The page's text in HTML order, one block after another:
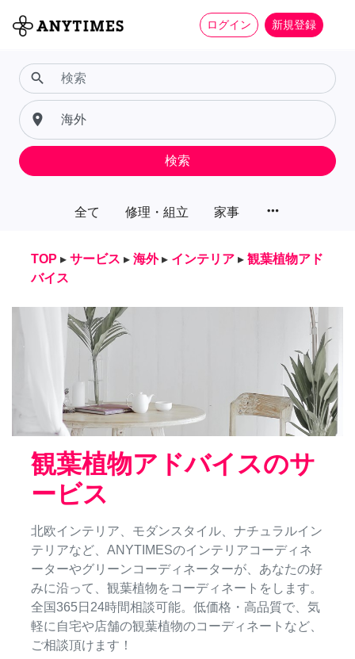
ログイン 新規登録
全て 修理・組立 家事 more_horiz
search
place
検索
TOP ▸ サービス ▸ 海外 ▸ インテリア ▸ 観葉植物アド
バイス
観葉植物アドバイスのサ
ービス
北欧インテリア、モダンスタイル、ナチュラルイン
テリアなど、ANYTIMESのインテリアコーディネ
ーターやグリーンコーディネーターが、あなたの好
みに沿って、観葉植物をコーディネートをします。
全国365日24時間相談可能。低価格・高品質で、気
軽に自宅や店舗の観葉植物のコーディネートなど、
ご相談頂けます！